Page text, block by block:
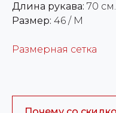
Длина рукава: 70 см.
Размер: 46 / М
Размерная сетка